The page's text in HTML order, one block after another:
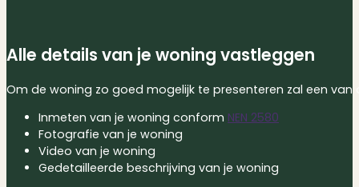
Alle details van je woning vastleggen
Om de woning zo goed mogelijk te presenteren zal een
Inmeten van je woning conform NEN 2580
Fotografie van je woning
Video van je woning
Gedetailleerde beschrijving van je woning